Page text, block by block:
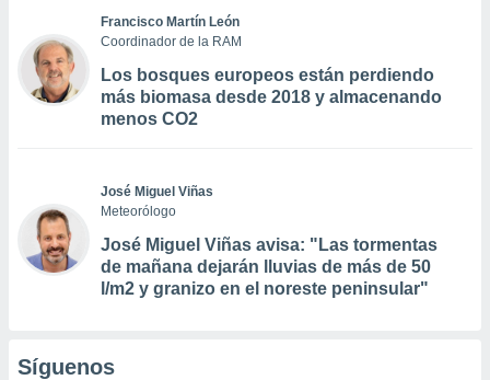
Francisco Martín León
Coordinador de la RAM
Los bosques europeos están perdiendo
más biomasa desde 2018 y almacenando
menos CO2
José Miguel Viñas
Meteorólogo
José Miguel Viñas avisa: "Las tormentas
de mañana dejarán lluvias de más de 50
l/m2 y granizo en el noreste peninsular"
Síguenos